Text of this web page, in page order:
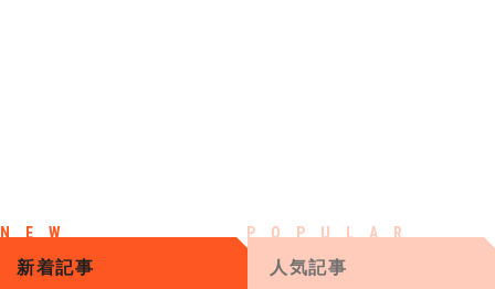
新着記事 人気記事